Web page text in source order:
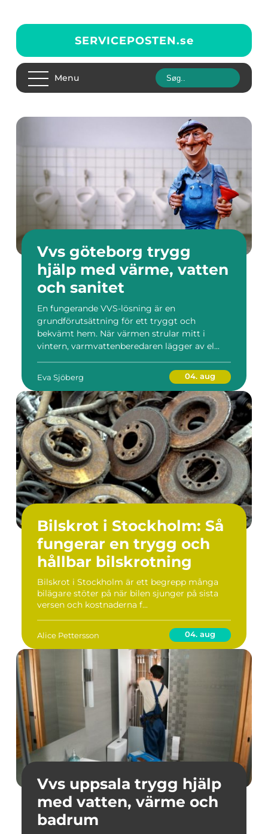
SERVICEPOSTEN.se
Menu
Vvs göteborg trygg
hjälp med värme, vatten
och sanitet
En fungerande VVS-lösning är en
grundförutsättning för ett tryggt och
bekvämt hem. När värmen strular mitt i
vintern, varmvattenberedaren lägger av el...
Eva Sjöberg 04. aug
Bilskrot i Stockholm: Så
fungerar en trygg och
hållbar bilskrotning
Bilskrot i Stockholm är ett begrepp många
bilägare stöter på när bilen sjunger på sista
versen och kostnaderna f...
Alice Pettersson 04. aug
Vvs uppsala trygg hjälp
med vatten, värme och
badrum